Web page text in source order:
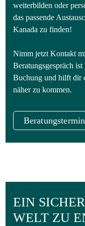
weiterbilden oder
das passende
Kanada zu finden!
Nimm jetzt Kontakt
Beratungsgespräch
Buchung und hilft dir
näher zu kommen.
EIN
WELT ZU